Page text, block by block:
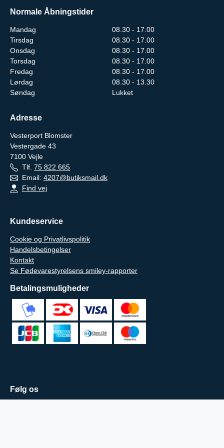
Normale Åbningstider
Mandag
08.30 - 17.00
Tirsdag
08.30 - 17.00
Onsdag
08.30 - 17.00
Torsdag
08.30 - 17.00
Fredag
08.30 - 17.00
Lørdag
08.30 - 13.30
Søndag
Lukket
Adresse
Vesterport Blomster
Vestergade 43
7100 Vejle
Tlf. 75 822 665
Email: 4207@butiksmail.dk
Find vej
Kundeservice
Cookie og Privatlivspolitik
Handelsbetingelser
Kontakt
Se Fødevarestyrelsens smiley-rapporter
Betalingsmuligheder
Følg os